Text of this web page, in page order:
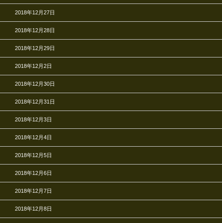
2018年12月27日
2018年12月28日
2018年12月29日
2018年12月2日
2018年12月30日
2018年12月31日
2018年12月3日
2018年12月4日
2018年12月5日
2018年12月6日
2018年12月7日
2018年12月8日